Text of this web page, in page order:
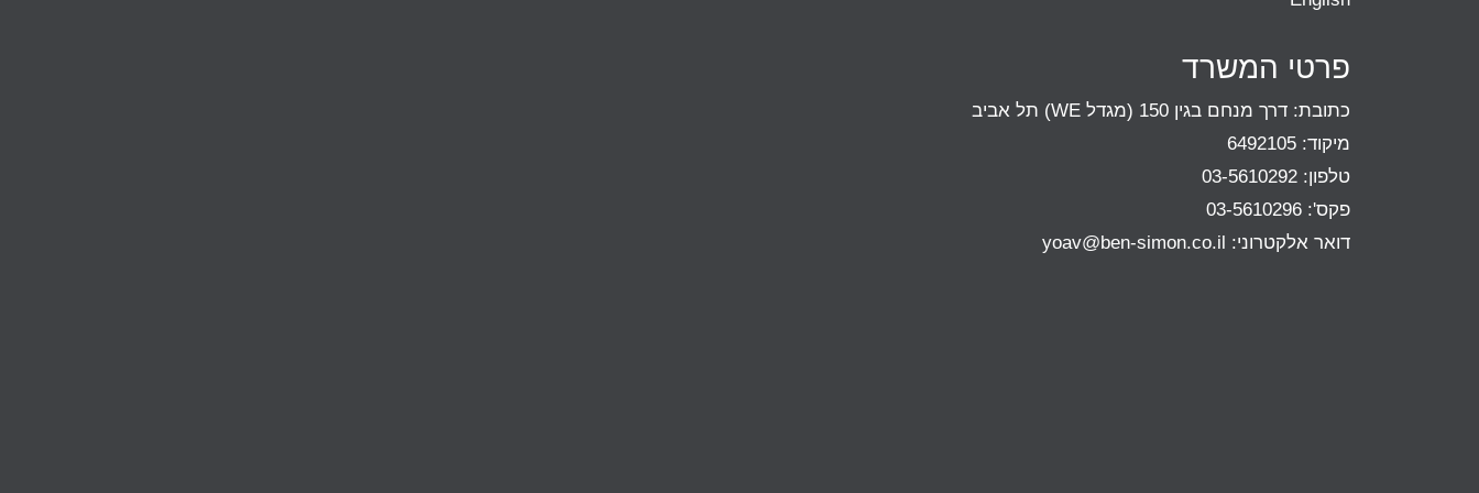
פרטי המשרד
כתובת: דרך מנחם בגין 150 (מגדל WE) תל אביב
מיקוד: 6492105
טלפון: 03-5610292
פקס': 03-5610296
דואר אלקטרוני: yoav@ben-simon.co.il